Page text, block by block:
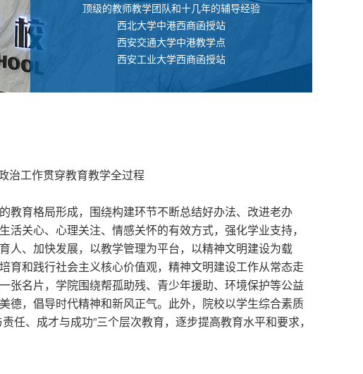
顶级的教师教学团队和十几年的辅导经验
西北大学中港西商函授站
西安交通大学中港教学点
西安工业大学西商函授站
治工作贯穿教育教学全过程
教育格局形成，围绕构建环节不断总结好办法、改进老办
关心、心理关注、情感关怀的有效方式，强化学业支持，
人、加快发展，以教学管理为平台，以精神文明建设为载
育和践行社会主义核心价值观，精神文明建设工作从常态走
张名片，学院围绕帮孤助残、青少年援助、环境保护等公益
德，倡导时代精神和新风正气。此外，院校以学生综合素质
任、成才与成功”三个层次教育，逐步提高教育水平和要求，